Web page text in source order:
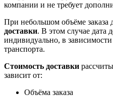
компании и не требует
При небольшом объёме заказа
доставки. В этом случае дата
индивидуально, в
транспорта.
Стоимость доставки
зависит от:
Объёма заказа